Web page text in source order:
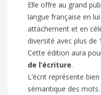
Elle offre au grand
langue française en
attachement et en
diversité avec plus de
Cette édition aura
de l’écriture.
L’écrit représente
sémantique des